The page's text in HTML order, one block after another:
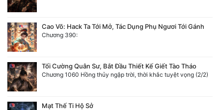
Cao Võ: Hack Ta Tới Mở, Tác Dụng Phụ Ngươi Tới Gánh
Chương 390:
Tối Cường Quân Sư, Bắt Đầu Thiết Kế Giết Tào Tháo
Chương 1060 Hồng thủy ngập trời, thời khắc tuyệt vọng (2/2)
Mạt Thế Ti Hộ Sở